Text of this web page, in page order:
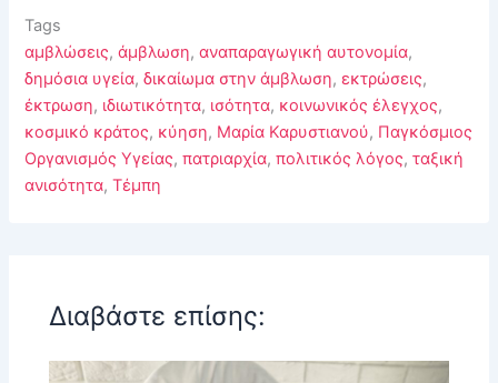
Tags
αμβλώσεις,άμβλωση,αναπαραγωγική αυτονομία,
δημόσια υγεία,δικαίωμα στην άμβλωση,εκτρώσεις,
έκτρωση, ιδιωτικότητα, ισότητα, κοινωνικός έλεγχος,
κοσμικό κράτος, κύηση, Μαρία Καρυστιανού, Παγκόσμιος
Οργανισμός Υγείας,πατριαρχία,πολιτικός λόγος,ταξική
ανισότητα,Τέμπη
Διαβάστε επίσης: